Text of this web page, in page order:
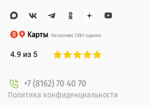
+7 (8162) 70 40 70
Политика конфиденциальности